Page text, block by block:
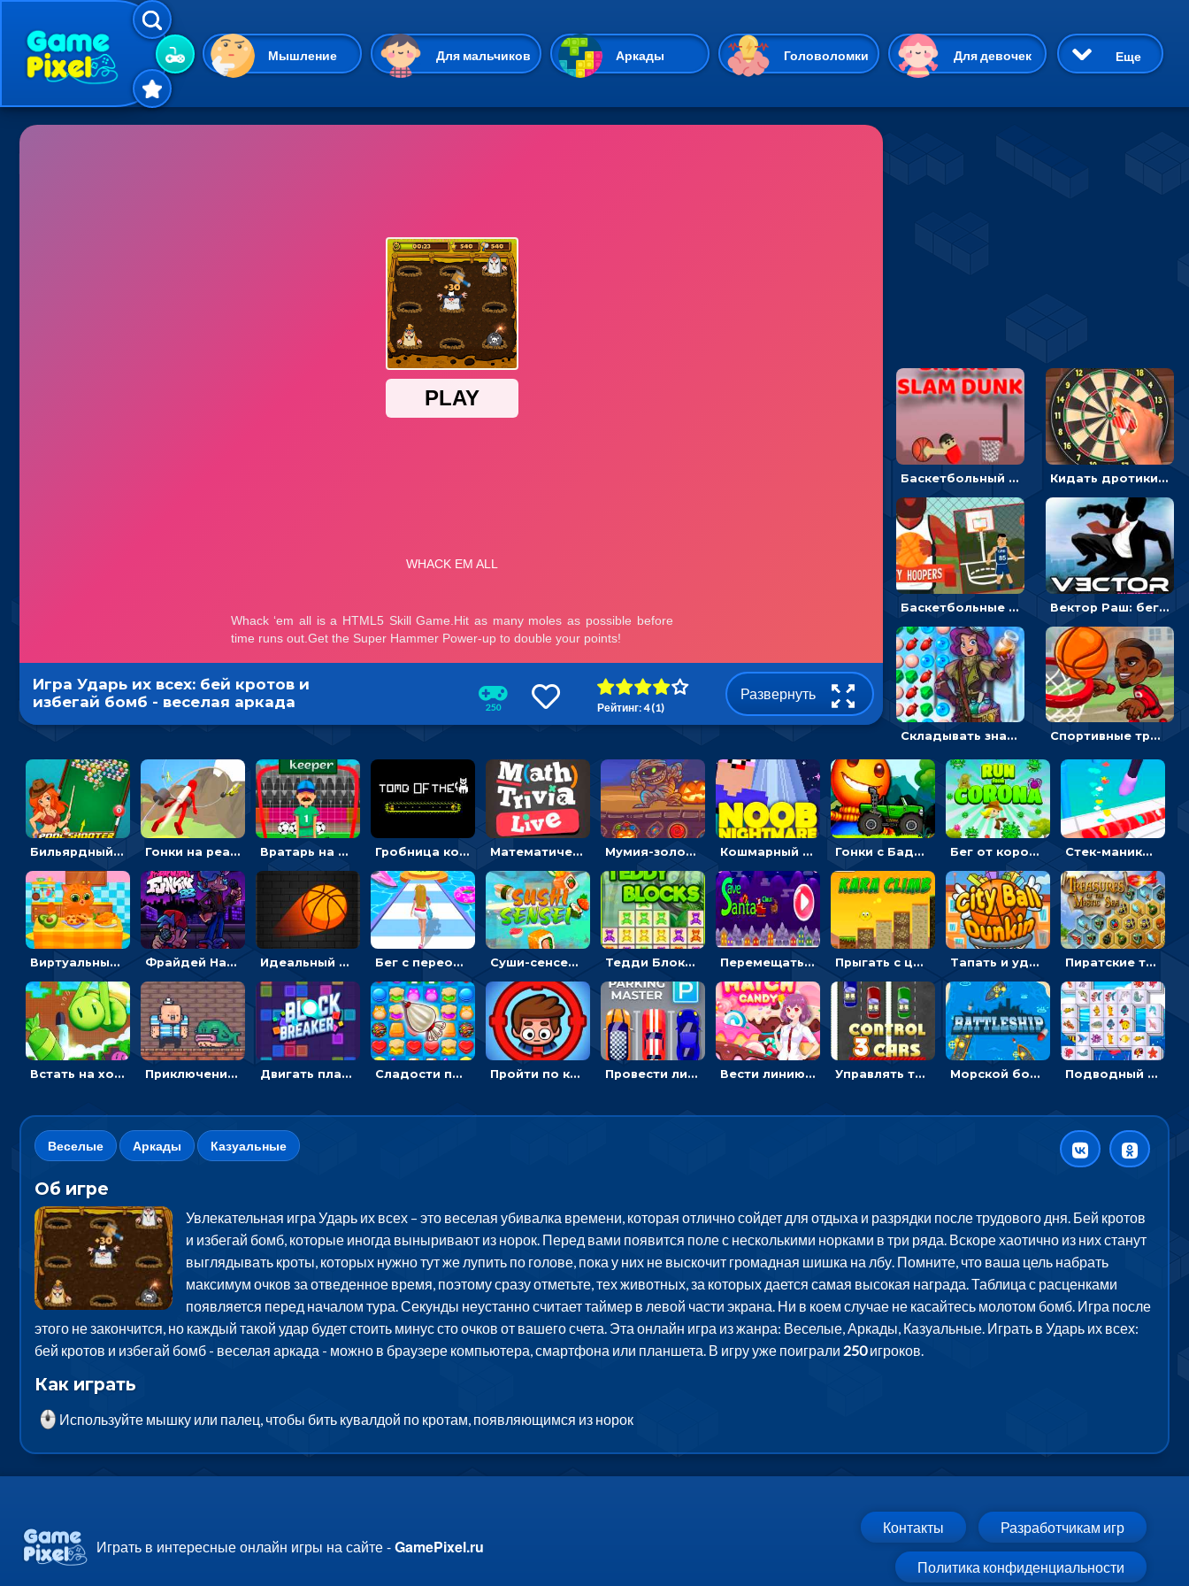
Мышление Для мальчиков Аркады Головоломки Для девочек
Гиперказуальные Казуальные Веселые 3D Приключения
Симуляторы
Пасьянс
Еще
Баскетбольный Слэм-Данк: бросай в кольцо, выпрыгивая в воздух Кидать дротики и попадать в яблочко - спортивные
Баскетбольные броски: попади в кольцо и выиграй чемпионат Вектор Раш: беги и спасайся от землетрясения
Складывать значки три в ряд и варить зелье - головоломка Спортивные трюки: прицелься и забрось мяч в баскетбольную сетку
Игра Ударь их всех: бей кротов и
избегай бомб - веселая аркада
250 Рейтинг: 4 (1)
Развернуть
Бильярдный пул: стрелять шариками, чтобы взрывать одинаковые Гонки на реактивном ранце: избегать преград, чтобы лететь к финишу Вратарь на футбольном поле: тапай, чтобы отбивать мячи в воротах ногами и руками - спортивные Гробница кота: искать выход в лабиринте, собирая золото Математическая викторина мультиплеер: решать примеры на время Мумия-золотоискатель: закидывать бинты, чтобы доставать сокровища Кошмарный сон Нуба: балансируй, чтобы выжить Гонки с Бадди: ехать на джипе и собирать монеты Бег от коронавируса: держать дистанцию, чтобы не заразиться Стек-маникюр для девочек: красить ногти и избегать пил
Виртуальный питомец: ухаживать, кормить, купать рыжего кота Фрайдей Найт Фанкин - Большой брат 4: кликать на стрелки, чтобы играть музыку Идеальный данк: направлять пунктир в корзину и попадать мячом Бег с переодеванием: ловить одежду и повторять модные образы - для девочек Суши-сенсей: рубить роллы, избегая бомб Тедди Блоки три в ряд: кликать и выбивать одинаковых мишек Перемещать Деда Мороза с оленями, чтобы стрелять по снеговикам - приключения Прыгать с цыпленком по столбикам вверх, чтобы собирать время - гиперказуальные Тапать и удерживать баскетбольный мяч, чтобы попадать в кольца - спортивные Пиратские три в ряд: двигать и собирать шестиугольники с сокровищами
Встать на ходули, чтобы словить конфету в лабиринте - гиперказуальные Приключения Пиратские бомбы: собирать взрывчатку, пока не поднялась вода Двигать платформу и отбивать мячики или ловить бонусы Сладости по три в ряд: перемещать конфеты, чтобы взорвать линию Пройти по комнате и не попасться роботам, чтобы перезагрузить компьютер Провести линию, чтобы припарковать машину на место и собрать монеты - гонки Вести линию через одинаковые конфеты на время, чтобы зарабатывать звезды - три в ряд Управлять тремя машинками в разных рядах на трассе - гонки Морской бой: расставлять корабли и бить вражеские - для мальчиков Подводный маджонг: искать и соединять рыбок парами
Веселые Аркады Казуальные
Об игре
Увлекательная игра Ударь их всех – это веселая убивалка времени, которая отлично сойдет для отдыха и разрядки после трудового дня. Бей кротов
и избегай бомб, которые иногда выныривают из норок. Перед вами появится поле с несколькими норками в три ряда. Вскоре хаотично из них станут
выглядывать кроты, которых нужно тут же лупить по голове, пока у них не выскочит громадная шишка на лбу. Помните, что ваша цель набрать
максимум очков за отведенное время, поэтому сразу отметьте, тех животных, за которых дается самая высокая награда. Таблица с расценками
появляется перед началом тура. Секунды неустанно считает таймер в левой части экрана. Ни в коем случае не касайтесь молотом бомб. Игра после
этого не закончится, но каждый такой удар будет стоить минус сто очков от вашего счета. Эта онлайн игра из жанра: Веселые, Аркады, Казуальные. Играть в Ударь их всех:
бей кротов и избегай бомб - веселая аркада - можно в браузере компьютера, смартфона или планшета. В игру уже поиграли 250игроков.
Как играть
Используйте мышку или палец, чтобы бить кувалдой по кротам, появляющимся из норок
Играть в интересные онлайн игры на сайте -GamePixel.ru
Контакты Разработчикам игр
Политика конфиденциальности